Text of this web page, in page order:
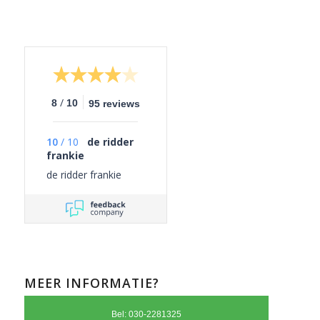
8 / 10 95 reviews
10 / 10
de ridder
frankie
de ridder frankie
MEER INFORMATIE?
Bel: 030-2281325